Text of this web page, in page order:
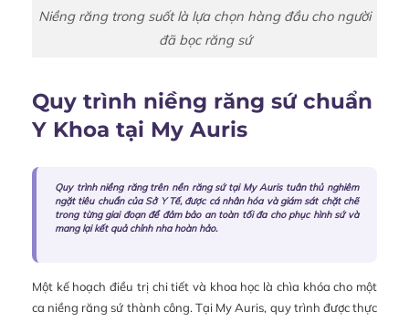
Niềng răng trong suốt là lựa chọn hàng đầu cho người
đã bọc răng sứ
Quy trình niềng răng sứ chuẩn
Y Khoa tại My Auris
Quy trình niềng răng trên nền răng sứ tại My Auris tuân thủ nghiêm
ngặt tiêu chuẩn của Sở Y Tế, được cá nhân hóa và giám sát chặt chẽ
trong từng giai đoạn để đảm bảo an toàn tối đa cho phục hình sứ và
mang lại kết quả chỉnh nha hoàn hảo.
Một kế hoạch điều trị chi tiết và khoa học là chìa khóa cho một
ca niềng răng sứ thành công. Tại My Auris, quy trình được thực